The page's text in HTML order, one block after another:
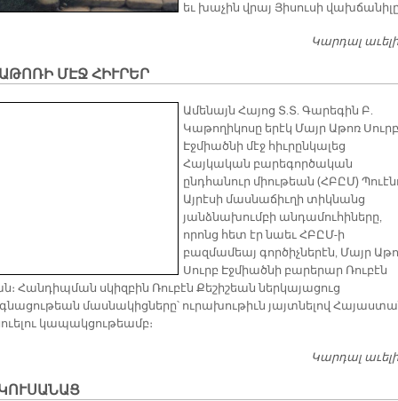
եւ խաչին վրայ Յիսուսի
Կարդալ
ՄԷՋ ՀԻՒՐԵՐ
Ամենայն Հայոց Տ.Տ. Գարեգին Բ.
Կաթողիկոսը երէկ Մայր Աթոռ Սուրբ
Էջմիածնի մէջ հիւրընկալեց
Հայկական բարեգործական
ընդհանուր միութեան (ՀԲԸՄ)
Այրէսի մասնաճիւղի տիկնանց
յանձնախումբի անդամուհիները,
որոնց հետ էր նաեւ ՀԲԸՄ-ի
բազմամեայ գործիչներէն, Մայր
Սուրբ Էջմիածնի բարերար Ռուբէն
Հանդիպման սկիզբին Ռուբէն Քեշիշեան ներկայացուց
մասնակիցները՝ ուրախութիւն յայտնելով
կապակցութեամբ։
Կարդալ